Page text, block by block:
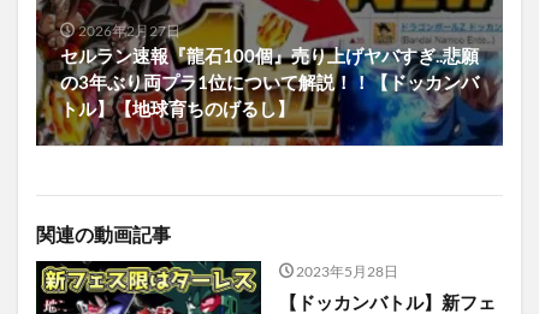
2026年2月27日
セルラン速報『龍石100個』売り上げヤバすぎ..悲願
の3年ぶり両プラ1位について解説！！【ドッカンバ
トル】【地球育ちのげるし】
関連の動画記事
2023年5月28日
【ドッカンバトル】新フェ